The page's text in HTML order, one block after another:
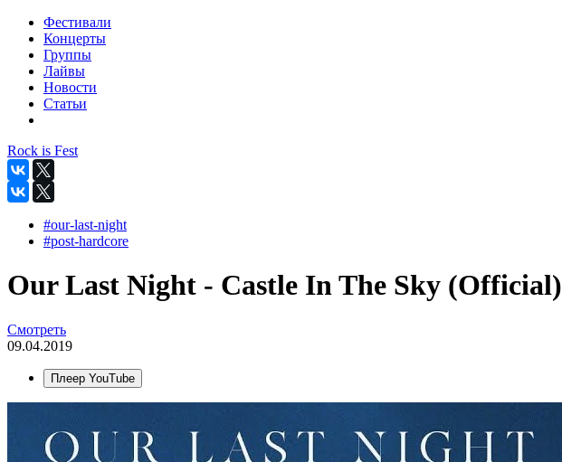
Фестивали
Концерты
Группы
Лайвы
Новости
Статьи
Rock is Fest
#our-last-night
#post-hardcore
Our Last Night - Castle In The Sky (Official)
Смотреть
09.04.2019
Плеер YouTube